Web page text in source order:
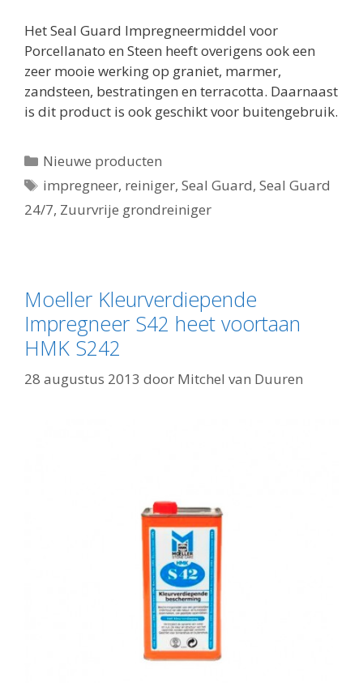
Het Seal Guard Impregneermiddel voor
Porcellanato en Steen heeft overigens ook een
zeer mooie werking op graniet, marmer,
zandsteen, bestratingen en terracotta. Daarnaast
is dit product is ook geschikt voor buitengebruik.
Categorieën
Nieuwe producten
Tags
impregneer, reiniger,Seal Guard,Seal Guard
24/7, Zuurvrije grondreiniger
Moeller Kleurverdiepende
Impregneer S42 heet voortaan
HMK S242
28 augustus 2013 door Mitchel van Duuren